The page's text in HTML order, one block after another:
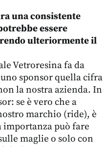
una consistente
essere
ulteriormente il
Vetroresina fa da
sponsor quella cifra
la nostra azienda. In
se è vero che a
marchio (ride), è
importanza può fare
maglie o solo con